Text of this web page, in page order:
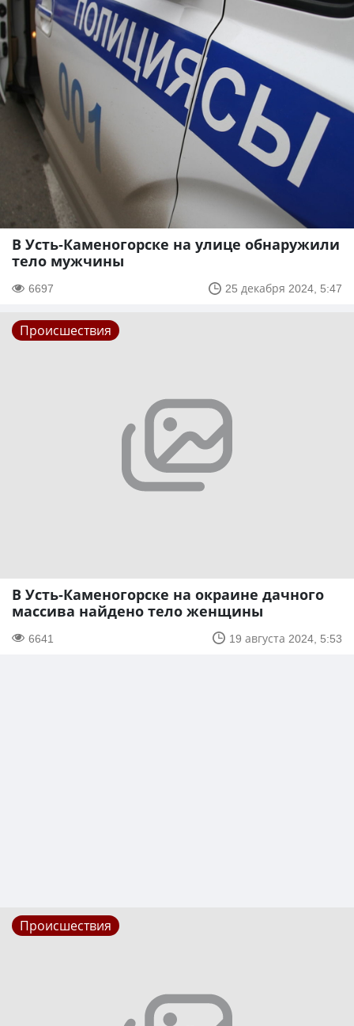
В Усть-Каменогорске на улице обнаружили
тело мужчины
6697 25 декабря 2024, 5:47
Происшествия
В Усть-Каменогорске на окраине дачного
массива найдено тело женщины
6641 19 августа 2024, 5:53
Происшествия